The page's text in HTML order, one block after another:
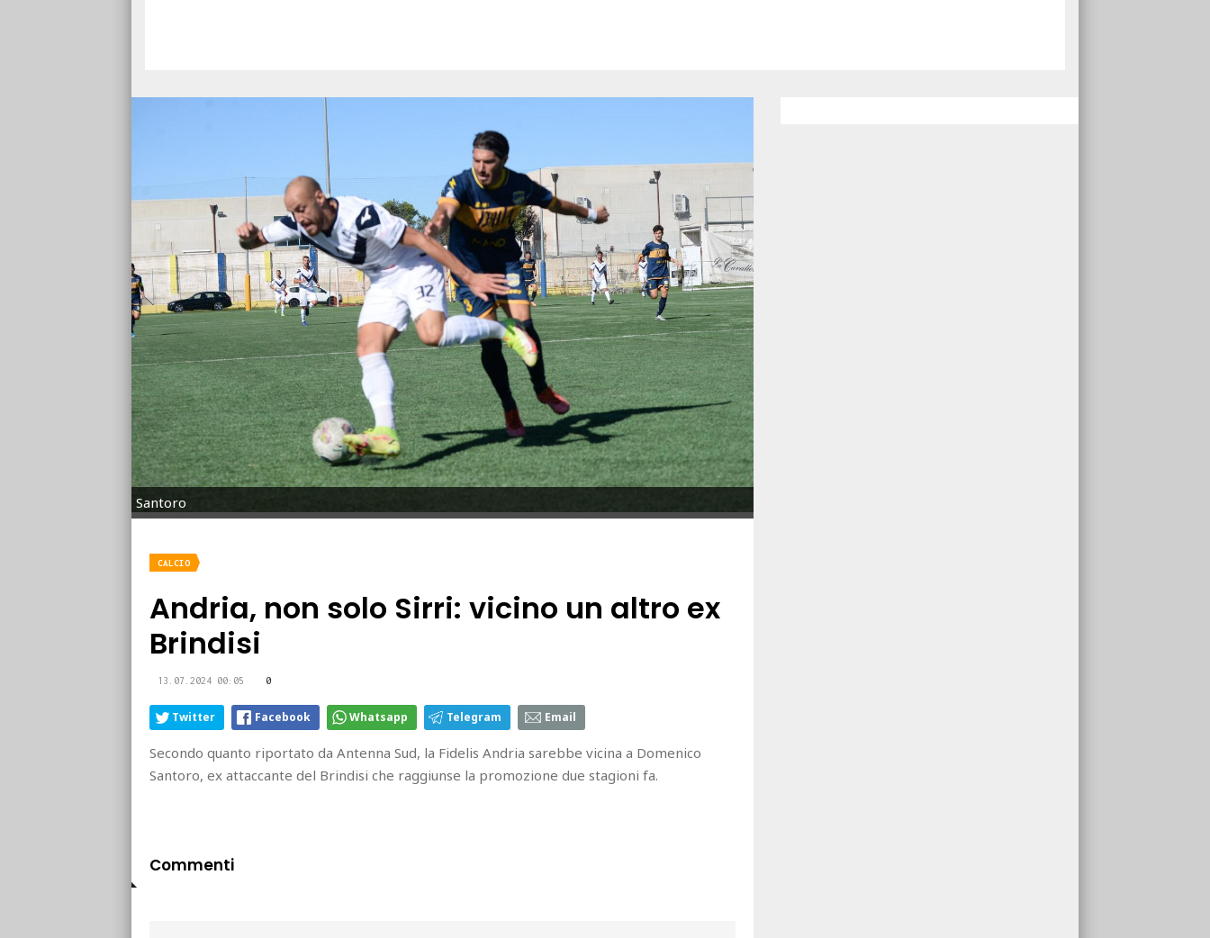
Santoro
CALCIO
Andria, non solo Sirri: vicino un altro ex
Brindisi
13.07.2024 00:05 0
Twitter Facebook Whatsapp Telegram Email
Secondo quanto riportato da Antenna Sud, la Fidelis Andria sarebbe vicina a Domenico
Santoro, ex attaccante del Brindisi che raggiunse la promozione due stagioni fa.
Commenti